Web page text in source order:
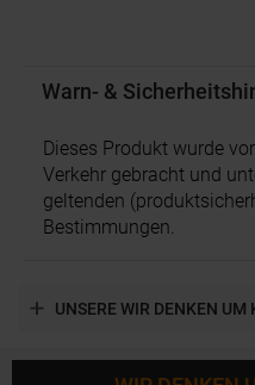
Warn- &
Dieses Produkt wurde
Verkehr gebracht und
geltenden
Bestimmungen.
UNSERE WIR DENKEN UM